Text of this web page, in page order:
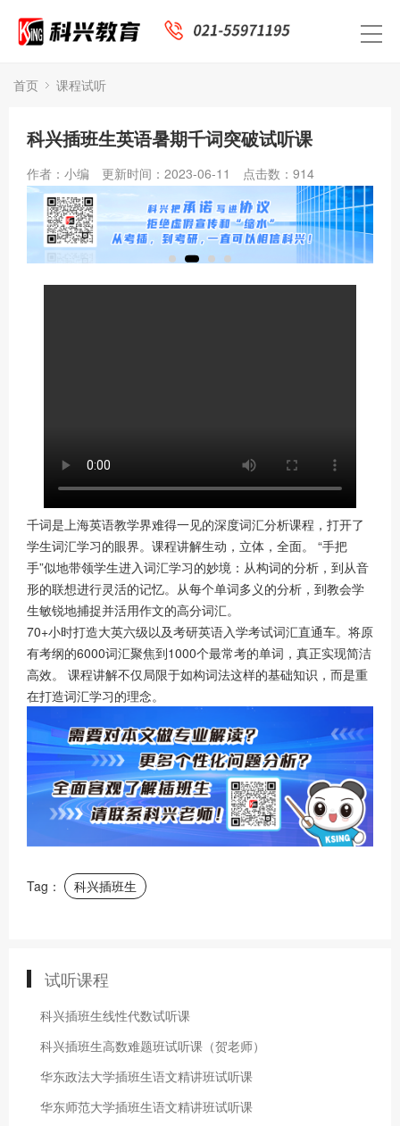
首页 课程试听
科兴插班生英语暑期千词突破试听课
作者：小编 更新时间：2023-06-11 点击数： 914
千词是上海英语教学界难得一见的深度词汇分析课程，打开了
学生词汇学习的眼界。课程讲解生动，立体，全面。 “手把
手”似地带领学生进入词汇学习的妙境：从构词的分析，到从音
形的联想进行灵活的记忆。从每个单词多义的分析，到教会学
生敏锐地捕捉并活用作文的高分词汇。
70+小时打造大英六级以及考研英语入学考试词汇直通车。将原
有考纲的6000词汇聚焦到1000个最常考的单词，真正实现简洁
高效。 课程讲解不仅局限于如构词法这样的基础知识，而是重
在打造词汇学习的理念。
Tag： 科兴插班生
试听课程
科兴插班生线性代数试听课
科兴插班生高数难题班试听课（贺老师）
华东政法大学插班生语文精讲班试听课
华东师范大学插班生语文精讲班试听课